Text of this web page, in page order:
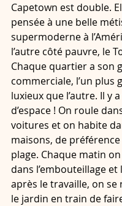
Capetown est double.
pensée à une belle
supermoderne à
l’autre côté pauvre, le
Chaque quartier a son
commerciale, l’un plus
luxieux que l’autre. Il y
d’espace ! On roule
voitures et on habite
maisons, de
plage. Chaque matin
dans l’embouteillage et
après le travaille, on se
le jardin en train de